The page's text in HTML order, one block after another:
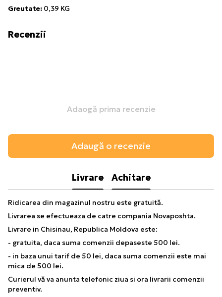
Greutate: 0,39 KG
Recenzii
Adaogă prima recenzie
Adaugă o recenzie
Livrare Achitare
Ridicarea din magazinul nostru este gratuită.
Livrarea se efectueaza de catre compania Novaposhta.
Livrare in Chisinau, Republica Moldova este:
- gratuita, daca suma comenzii depaseste 500 lei.
- in baza unui tarif de 50 lei, daca suma comenzii este mai
mica de 500 lei.
Curierul vă va anunta telefonic ziua si ora livrarii comenzii
preventiv.